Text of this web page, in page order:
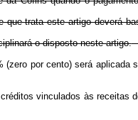
trata este artigo deverá
o disposto neste artigo.
por cento) será aplicada
vinculados às